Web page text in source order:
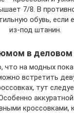
7/8. В
обувь, если
из-под штанин.
в деловом
что на модных
встретить
тут
кроссовками,